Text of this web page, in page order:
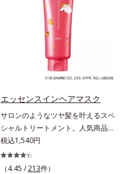
ずパッと明るい印象を叶えます。こ
れ1本で、日中美容クリーム・日焼
け止め・化粧下地・カラーコントロ
ール・コンシーラー・パウダー・フ
ァンデーションの7役を兼ねる多機
能BB。慌ただしい朝でもパパッと
塗るだけで、厚塗り感のない、自然
なツヤめきのある美肌に整えます。
*1 年齢を重ねた肌*2 オルビス内BB
クリームのカバー力
エッセンスインヘアマスク
サロンのようなツヤ髪を叶えるスペ
シャルトリートメント。人気商品
「エッセンスインヘアミルク」と同
じシリーズの、お風呂で美しいツヤ
髪を叶えるスペシャルヘアマスクで
税込1,540円
（4.45 /213件）